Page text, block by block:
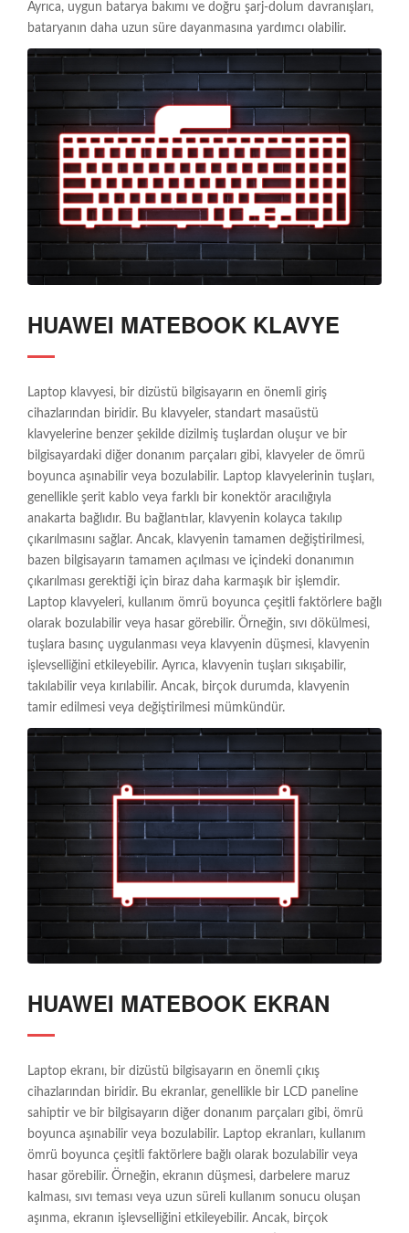
Ayrıca, uygun batarya bakımı ve doğru şarj-dolum davranışları,
bataryanın daha uzun süre dayanmasına yardımcı olabilir.
HUAWEI MATEBOOK KLAVYE
Laptop klavyesi, bir dizüstü bilgisayarın en önemli giriş
cihazlarından biridir. Bu klavyeler, standart masaüstü
klavyelerine benzer şekilde dizilmiş tuşlardan oluşur ve bir
bilgisayardaki diğer donanım parçaları gibi, klavyeler de ömrü
boyunca aşınabilir veya bozulabilir. Laptop klavyelerinin tuşları,
genellikle şerit kablo veya farklı bir konektör aracılığıyla
anakarta bağlıdır. Bu bağlantılar, klavyenin kolayca takılıp
çıkarılmasını sağlar. Ancak, klavyenin tamamen değiştirilmesi,
bazen bilgisayarın tamamen açılması ve içindeki donanımın
çıkarılması gerektiği için biraz daha karmaşık bir işlemdir.
Laptop klavyeleri, kullanım ömrü boyunca çeşitli faktörlere bağlı
olarak bozulabilir veya hasar görebilir. Örneğin, sıvı dökülmesi,
tuşlara basınç uygulanması veya klavyenin düşmesi, klavyenin
işlevselliğini etkileyebilir. Ayrıca, klavyenin tuşları sıkışabilir,
takılabilir veya kırılabilir. Ancak, birçok durumda, klavyenin
tamir edilmesi veya değiştirilmesi mümkündür.
HUAWEI MATEBOOK EKRAN
Laptop ekranı, bir dizüstü bilgisayarın en önemli çıkış
cihazlarından biridir. Bu ekranlar, genellikle bir LCD paneline
sahiptir ve bir bilgisayarın diğer donanım parçaları gibi, ömrü
boyunca aşınabilir veya bozulabilir. Laptop ekranları, kullanım
ömrü boyunca çeşitli faktörlere bağlı olarak bozulabilir veya
hasar görebilir. Örneğin, ekranın düşmesi, darbelere maruz
kalması, sıvı teması veya uzun süreli kullanım sonucu oluşan
aşınma, ekranın işlevselliğini etkileyebilir. Ancak, birçok